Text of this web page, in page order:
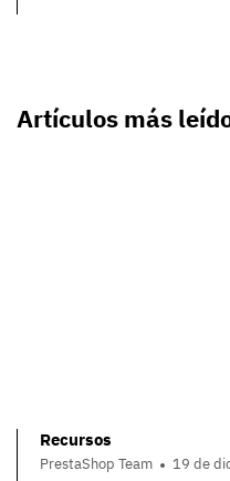
Artículos más
Recursos
PrestaShop Team 19 de